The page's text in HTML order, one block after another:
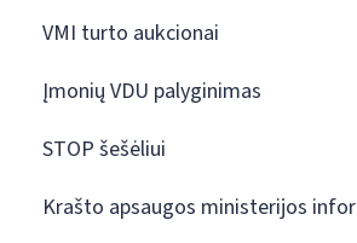
VMI turto aukcionai
Įmonių VDU palyginimas
STOP šešėliui
Krašto apsaugos ministerijos